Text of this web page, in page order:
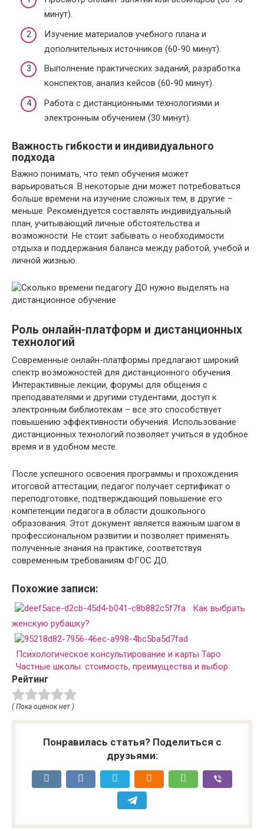
минут).
Изучение материалов учебного плана и
дополнительных источников (60-90 минут).
Выполнение практических заданий‚ разработка
конспектов‚ анализ кейсов (60-90 минут).
Работа с дистанционными технологиями и
электронным обучением (30 минут).
Важность гибкости и индивидуального
подхода
Важно понимать‚ что темп обучения может
варьироваться. В некоторые дни может потребоваться
больше времени на изучение сложных тем‚ в другие –
меньше. Рекомендуется составлять индивидуальный
план‚ учитывающий личные обстоятельства и
возможности. Не стоит забывать о необходимости
отдыха и поддержания баланса между работой‚ учебой и
личной жизнью.
Роль онлайн-платформ и дистанционных
технологий
Современные онлайн-платформы предлагают широкий
спектр возможностей для дистанционного обучения.
Интерактивные лекции‚ форумы для общения с
преподавателями и другими студентами‚ доступ к
электронным библиотекам – все это способствует
повышению эффективности обучения. Использование
дистанционных технологий позволяет учиться в удобное
время и в удобном месте.
После успешного освоения программы и прохождения
итоговой аттестации‚ педагог получает сертификат о
переподготовке‚ подтверждающий повышение его
компетенции педагога в области дошкольного
образования. Этот документ является важным шагом в
профессиональном развитии и позволяет применять
полученные знания на практике‚ соответствуя
современным требованиям ФГОС ДО.
Похожие записи:
Как выбрать
женскую рубашку?
Психологическое консультирование и карты Таро
Частные школы: стоимость, преимущества и выбор
Рейтинг
( Пока оценок нет )
Понравилась статья? Поделиться с
друзьями: